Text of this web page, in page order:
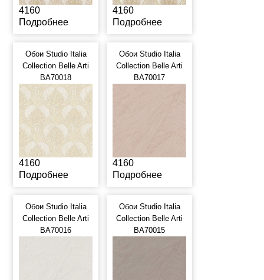
4160
Подробнее
4160
Подробнее
Обои Studio Italia
Collection Belle Arti
BA70018
4160
Подробнее
Обои Studio Italia
Collection Belle Arti
BA70017
4160
Подробнее
Обои Studio Italia
Collection Belle Arti
BA70016
Обои Studio Italia
Collection Belle Arti
BA70015